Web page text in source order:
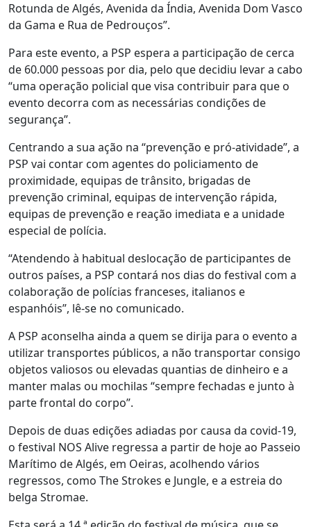
Rotunda de Algés, Avenida da Índia, Avenida Dom Vasco
da Gama e Rua de Pedrouços”.
Para este evento, a PSP espera a participação de cerca
de 60.000 pessoas por dia, pelo que decidiu levar a cabo
“uma operação policial que visa contribuir para que o
evento decorra com as necessárias condições de
segurança”.
Centrando a sua ação na “prevenção e pró-atividade”, a
PSP vai contar com agentes do policiamento de
proximidade, equipas de trânsito, brigadas de
prevenção criminal, equipas de intervenção rápida,
equipas de prevenção e reação imediata e a unidade
especial de polícia.
“Atendendo à habitual deslocação de participantes de
outros países, a PSP contará nos dias do festival com a
colaboração de polícias franceses, italianos e
espanhóis”, lê-se no comunicado.
A PSP aconselha ainda a quem se dirija para o evento a
utilizar transportes públicos, a não transportar consigo
objetos valiosos ou elevadas quantias de dinheiro e a
manter malas ou mochilas “sempre fechadas e junto à
parte frontal do corpo”.
Depois de duas edições adiadas por causa da covid-19,
o festival NOS Alive regressa a partir de hoje ao Passeio
Marítimo de Algés, em Oeiras, acolhendo vários
regressos, como The Strokes e Jungle, e a estreia do
belga Stromae.